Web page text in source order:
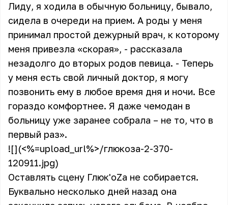
Лиду, я ходила в обычную больницу, бывало,
сидела в очереди на прием. А роды у меня
принимал простой дежурный врач, к которому
меня привезла «скорая», - рассказала
незадолго до вторых родов певица. - Теперь
у меня есть свой личный доктор, я могу
позвонить ему в любое время дня и ночи. Все
гораздо комфортнее. Я даже чемодан в
больницу уже заранее собрала – не то, что в
первый раз».
![](<%=upload_url%>/глюкоза-2-370-
120911.jpg)
Оставлять сцену Глюк'oZa не собирается.
Буквально несколько дней назад она